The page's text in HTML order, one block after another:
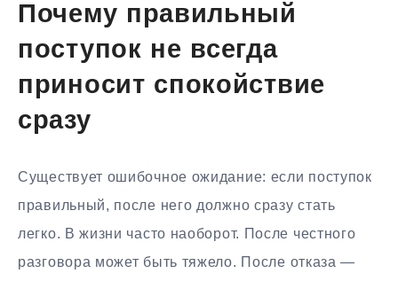
Почему правильный
поступок не всегда
приносит спокойствие
сразу
Существует ошибочное ожидание: если поступок
правильный, после него должно сразу стать
легко. В жизни часто наоборот. После честного
разговора может быть тяжело. После отказа —